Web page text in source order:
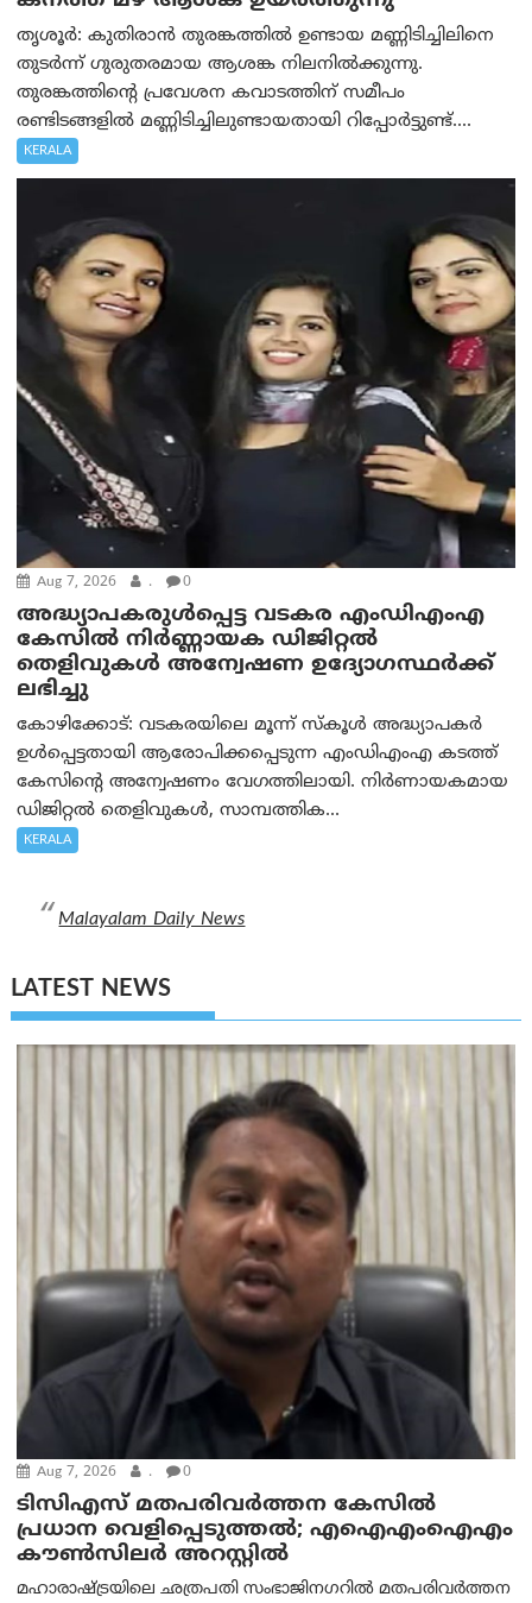
തൃശൂർ: കുതിരാൻ തുരങ്കത്തിൽ ഉണ്ടായ മണ്ണിടിച്ചിലിനെ
തുടർന്ന് ഗുരുതരമായ ആശങ്ക നിലനിൽക്കുന്നു.
തുരങ്കത്തിന്റെ പ്രവേശന കവാടത്തിന് സമീപം
രണ്ടിടങ്ങളിൽ മണ്ണിടിച്ചിലുണ്ടായതായി റിപ്പോർട്ടുണ്ട്....
KERALA
Aug 7, 2026 . 0
അദ്ധ്യാപകരുള്‍പ്പെട്ട വടകര എംഡി‌എം‌എ
കേസില്‍ നിര്‍ണ്ണായക ഡിജിറ്റല്‍
തെളിവുകള്‍ അന്വേഷണ ഉദ്യോഗസ്ഥര്‍ക്ക്
ലഭിച്ചു
കോഴിക്കോട്: വടകരയിലെ മൂന്ന് സ്കൂൾ അദ്ധ്യാപകർ
ഉൾപ്പെട്ടതായി ആരോപിക്കപ്പെടുന്ന എംഡിഎംഎ കടത്ത്
കേസിന്റെ അന്വേഷണം വേഗത്തിലായി. നിർണായകമായ
ഡിജിറ്റൽ തെളിവുകൾ, സാമ്പത്തിക...
KERALA
Malayalam Daily News
LATEST NEWS
Aug 7, 2026 . 0
ടിസിഎസ് മതപരിവർത്തന കേസിൽ
പ്രധാന വെളിപ്പെടുത്തൽ; എഐഎംഐഎം
കൗൺസിലർ അറസ്റ്റിൽ
മഹാരാഷ്ട്രയിലെ ഛത്രപതി സംഭാജിനഗറിൽ മതപരിവർത്തന